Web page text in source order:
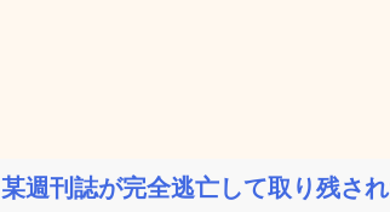
某週刊誌が完全逃亡して取り残さ